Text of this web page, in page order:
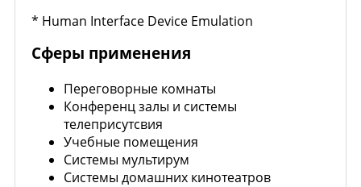
* Human Interface Device Emulation
Сферы применения
Переговорные комнаты
Конференц залы и системы
телеприсутсвия
Учебные помещения
Системы мультирум
Системы домашних кинотеатров